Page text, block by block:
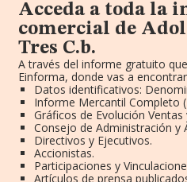
Acceda a toda la
comercial de
Tres C.b.
A través del informe gratuito
Einforma, donde vas a
Datos identificativos:
Informe Mercantil Completo
Gráficos de Evolución Ventas
Consejo de Administración y
Directivos y Ejecutivos.
Accionistas.
Participaciones y
Artículos de prensa